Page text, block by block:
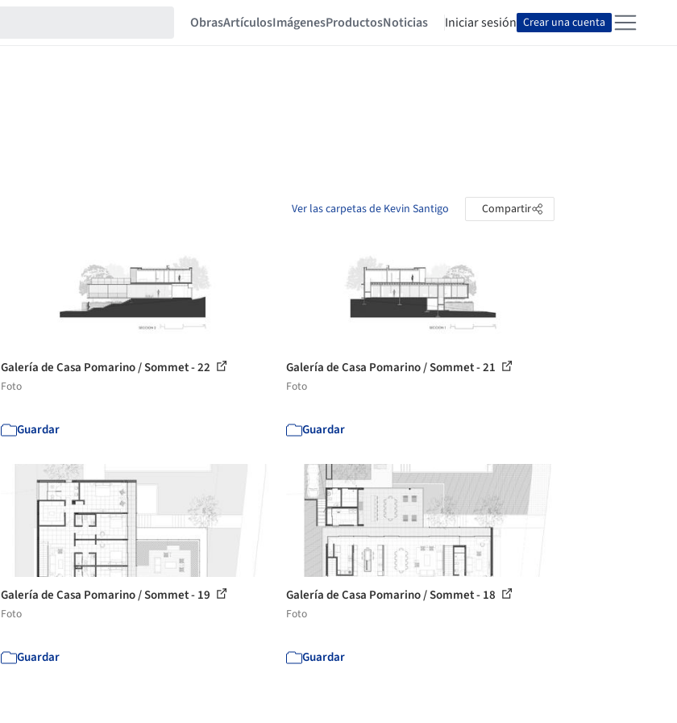
ObrasArtículosImágenesProductosNoticias Iniciar sesión Crear una cuenta
Ver las carpetas de Kevin Santigo Compartir
Galería de Casa Pomarino / Sommet - 22
Foto
Guardar
Galería de Casa Pomarino / Sommet - 21
Foto
Guardar
Galería de Casa Pomarino / Sommet - 19
Foto
Guardar
Galería de Casa Pomarino / Sommet - 18
Foto
Guardar